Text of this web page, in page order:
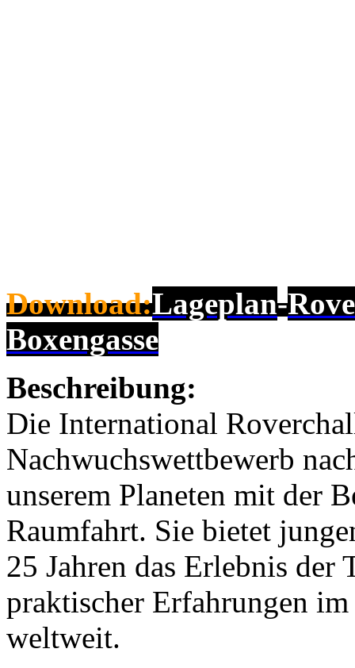
Download:Lageplan-
Boxengasse
Beschreibung:
Die International
Nachwuchswettbewerb
unserem Planeten mit der
Raumfahrt. Sie bietet
25 Jahren das Erlebnis der
praktischer Erfahrungen
weltweit.